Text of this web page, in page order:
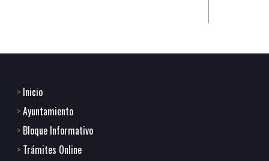
Footer
menu
Inicio
Ayuntamiento
Bloque Informativo
Trámites Online